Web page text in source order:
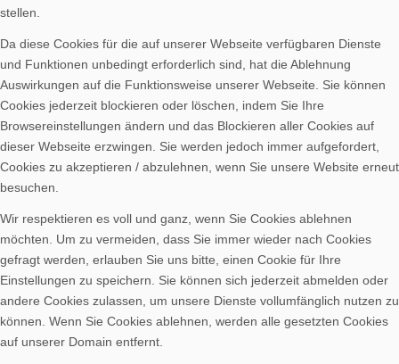
stellen.
Da diese Cookies für die auf unserer Webseite verfügbaren Dienste
und Funktionen unbedingt erforderlich sind, hat die Ablehnung
Auswirkungen auf die Funktionsweise unserer Webseite. Sie können
Cookies jederzeit blockieren oder löschen, indem Sie Ihre
Browsereinstellungen ändern und das Blockieren aller Cookies auf
dieser Webseite erzwingen. Sie werden jedoch immer aufgefordert,
Cookies zu akzeptieren / abzulehnen, wenn Sie unsere Website erneut
besuchen.
Wir respektieren es voll und ganz, wenn Sie Cookies ablehnen
möchten. Um zu vermeiden, dass Sie immer wieder nach Cookies
gefragt werden, erlauben Sie uns bitte, einen Cookie für Ihre
Einstellungen zu speichern. Sie können sich jederzeit abmelden oder
andere Cookies zulassen, um unsere Dienste vollumfänglich nutzen zu
können. Wenn Sie Cookies ablehnen, werden alle gesetzten Cookies
auf unserer Domain entfernt.